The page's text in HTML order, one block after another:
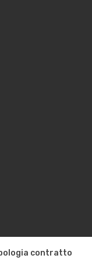
contratto